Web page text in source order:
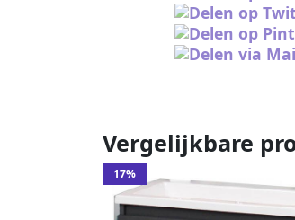
Vergelijkbare
17%